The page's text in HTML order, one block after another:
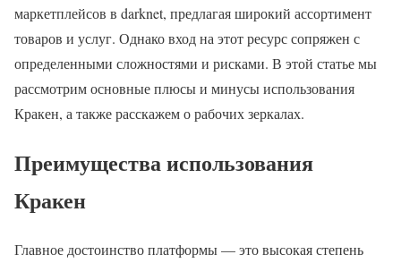
маркетплейсов в darknet, предлагая широкий ассортимент
товаров и услуг. Однако вход на этот ресурс сопряжен с
определенными сложностями и рисками. В этой статье мы
рассмотрим основные плюсы и минусы использования
Кракен, а также расскажем о рабочих зеркалах.
Преимущества использования
Кракен
Главное достоинство платформы — это высокая степень